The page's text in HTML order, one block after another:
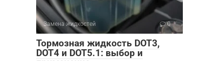
Замена жидкостей 0
Тормозная жидкость DOT3,
DOT4 и DOT5.1: выбор и